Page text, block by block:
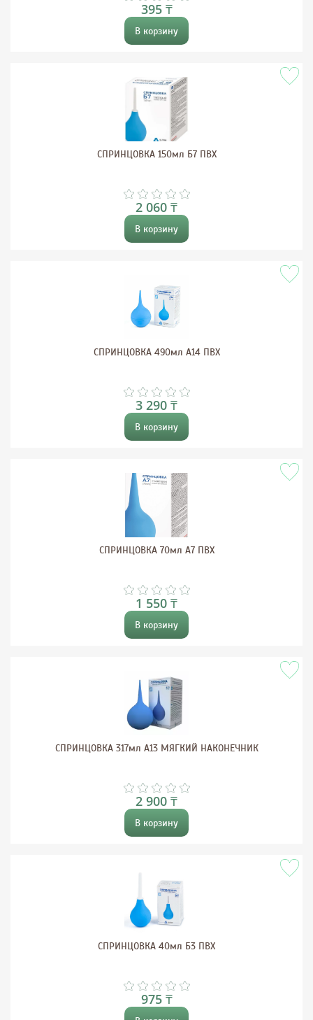
395 ₸
В корзину
СПРИНЦОВКА 150мл Б7 ПВХ
2 060 ₸
В корзину
СПРИНЦОВКА 490мл А14 ПВХ
3 290 ₸
В корзину
СПРИНЦОВКА 70мл А7 ПВХ
1 550 ₸
В корзину
СПРИНЦОВКА 317мл А13 МЯГКИЙ НАКОНЕЧНИК
2 900 ₸
В корзину
СПРИНЦОВКА 40мл Б3 ПВХ
975 ₸